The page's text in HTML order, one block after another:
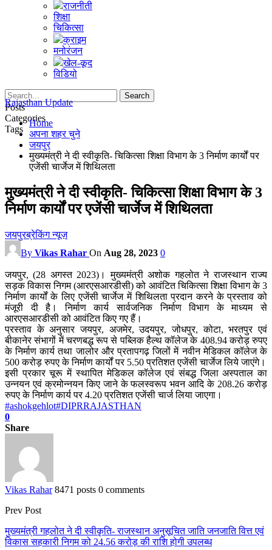
राजनीती
शिक्षा
चिकित्सा
क्राइम
मनोरंजन
खेल-कूद
विडियो
Posts
Categories
Tags
Rajasthan Update
Home
अपना शहर चुने
जयपुर
मुख्यमंत्री ने दी स्वीकृति- चिकित्सा शिक्षा विभाग के 3 निर्माण कार्यों पर
एजेंसी चार्जेज में शिथिलता
मुख्यमंत्री ने दी स्वीकृति- चिकित्सा शिक्षा विभाग के 3
निर्माण कार्यों पर एजेंसी चार्जेज में शिथिलता
जयपुरब्रेकिंग न्यूज़
By Vikas Rahar On Aug 28, 2023 0
जयपुर, (28 अगस्त 2023)। मुख्यमंत्री अशोक गहलोत ने राजस्थान राज्य
सड़क विकास निगम (आरएसआरडीसी) को आवंटित चिकित्सा शिक्षा विभाग के 3
निर्माण कार्यों के लिए एजेंसी चार्जेज में शिथिलता प्रदान करने के प्रस्ताव को
मंजूरी दी है। निर्माण कार्य सार्वजनिक निर्माण विभाग के माध्यम से
आरएसआरडीसी को आवंटित किए गए हैं।
प्रस्ताव के अनुसार जयपुर, अजमेर, उदयपुर, जोधपुर, कोटा, भरतपुर एवं
बीकानेर संभागों में चरणबद्ध रूप से पब्लिक हैल्थ कॉलेज के 408.94 करोड़ रुपए
के निर्माण कार्य तथा जालोर और प्रतापगढ़ जिलों में नवीन मेडिकल कॉलेज के
500 करोड़ रुपए के निर्माण कार्यों पर 5.50 प्रतिशत एजेंसी चार्जेज लिये जाएंगे।
इसी प्रकार चूरू में स्थापित मेडिकल कॉलेज एवं संबद्ध जिला अस्पताल का
उन्नयन एवं क्रमोन्नयन किए जाने के फलस्वरूप भवन आदि के 208.26 करोड़
रुपए के निर्माण कार्य पर 4.20 प्रतिशत एजेंसी चार्ज लिया जाएगा।
#ashokgehlot#DIPRRAJASTHAN
0
Share
Vikas Rahar 8471 posts 0 comments
Prev Post
मुख्यमंत्री गहलोत ने दी स्वीकृति- राजस्थान अनुसूचित जाति जनजाति वित्त एवं
विकास सहकारी निगम को 24.56 करोड़ की राशि होगी उपलब्ध